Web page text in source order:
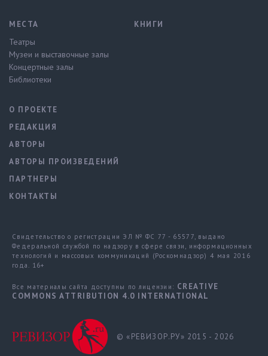
МЕСТА
Театры
Музеи и выставочные залы
Концертные залы
Библиотеки
КНИГИ
О ПРОЕКТЕ
РЕДАКЦИЯ
АВТОРЫ
АВТОРЫ ПРОИЗВЕДЕНИЙ
ПАРТНЕРЫ
КОНТАКТЫ
Свидетельство о регистрации ЭЛ № ФС 77 - 65577, выдано
Федеральной службой по надзору в сфере связи, информационных
технологий и массовых коммуникаций (Роскомнадзор) 4 мая 2016
года. 16+
Все материалы сайта доступны по лицензии: CREATIVE
COMMONS ATTRIBUTION 4.0 INTERNATIONAL
© «РЕВИЗОР.РУ» 2015 - 2026